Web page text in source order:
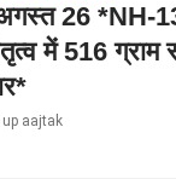
अगस्त 26 *NH-
में 516 ग्राम
up aajtak